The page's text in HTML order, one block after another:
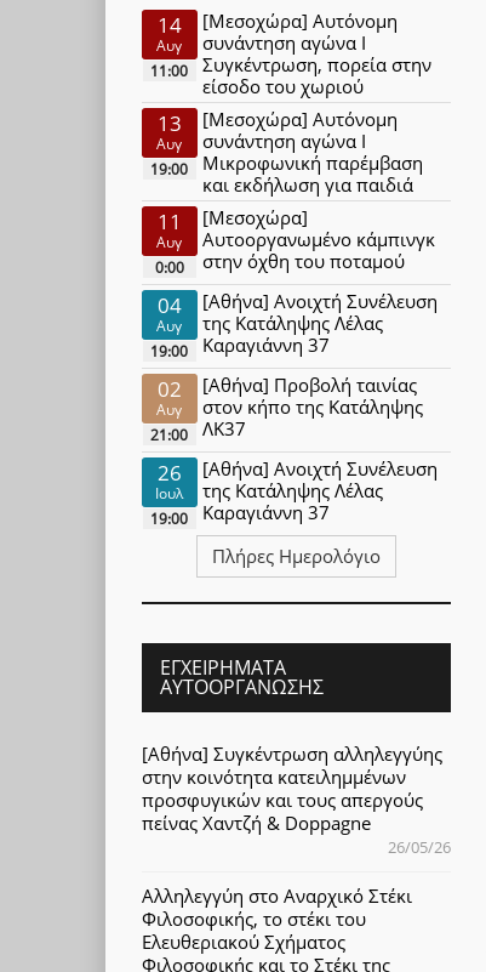
14
Αυγ
11:00
[Μεσοχώρα] Αυτόνομη
συνάντηση αγώνα Ι
Συγκέντρωση, πορεία στην
είσοδο του χωριού
13
Αυγ
19:00
[Μεσοχώρα] Αυτόνομη
συνάντηση αγώνα Ι
Μικροφωνική παρέμβαση
και εκδήλωση για παιδιά
11
Αυγ
0:00
[Μεσοχώρα]
Αυτοοργανωμένο κάμπινγκ
στην όχθη του ποταμού
04
Αυγ
19:00
[Αθήνα] Ανοιχτή Συνέλευση
της Κατάληψης Λέλας
Καραγιάννη 37
02
Αυγ
21:00
[Αθήνα] Προβολή ταινίας
στον κήπο της Κατάληψης
ΛΚ37
26
Ιουλ
19:00
[Αθήνα] Ανοιχτή Συνέλευση
της Κατάληψης Λέλας
Καραγιάννη 37
Πλήρες Ημερολόγιο
ΕΓΧΕΙΡΉΜΑΤΑ
ΑΥΤΟΟΡΓΆΝΩΣΗΣ
[Αθήνα] Συγκέντρωση αλληλεγγύης
στην κοινότητα κατειλημμένων
προσφυγικών και τους απεργούς
πείνας Χαντζή & Doppagne
26/05/26
Αλληλεγγύη στο Αναρχικό Στέκι
Φιλοσοφικής, το στέκι του
Ελευθεριακού Σχήματος
Φιλοσοφικής και το Στέκι της